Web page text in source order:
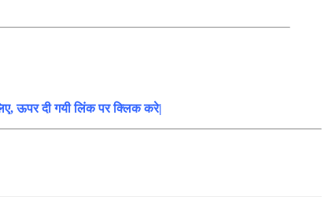
ऊपर दी गयी लिंक पर क्लिक करे|